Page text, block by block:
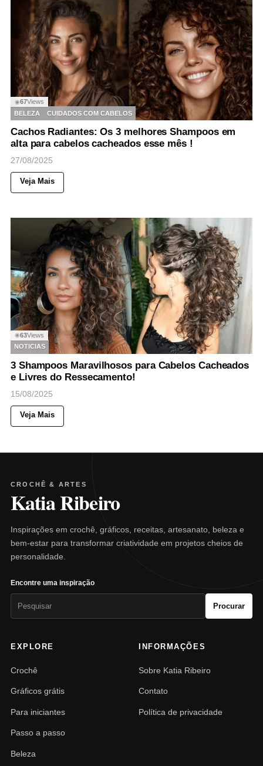
◉67Views
BELEZA
CUIDADOS COM CABELOS
Cachos Radiantes: Os 3 melhores Shampoos em
alta para cabelos cacheados esse mês !
27/08/2025
Veja Mais
◉63Views
NOTICIAS
3 Shampoos Maravilhosos para Cabelos Cacheados
e Livres do Ressecamento!
15/08/2025
Veja Mais
CROCHÊ & ARTES
Katia Ribeiro
Inspirações em crochê, gráficos, receitas, artesanato, beleza e
bem-estar para transformar criatividade em projetos cheios de
personalidade.
Encontre uma inspiração
Procurar
EXPLORE
Crochê
Gráficos grátis
Para iniciantes
Passo a passo
Beleza
INFORMAÇÕES
Sobre Katia Ribeiro
Contato
Política de privacidade